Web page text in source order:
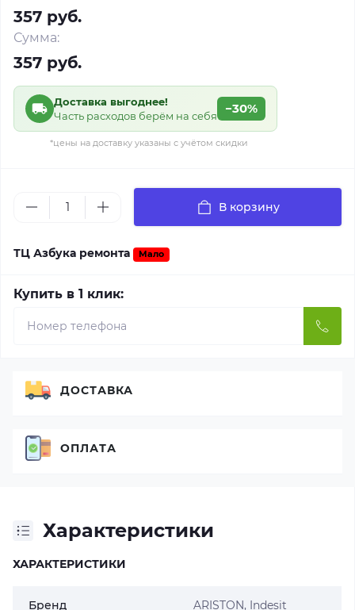
357 руб.
Сумма:
357 руб.
Доставка выгоднее!
Часть расходов берём на себя
−30%
*цены на доставку указаны с учётом скидки
В корзину
ТЦ Азбука ремонта Мало
Купить в 1 клик:
Характеристики
ХАРАКТЕРИСТИКИ
Бренд ARISTON, Indesit
ДОСТАВКА
ОПЛАТА